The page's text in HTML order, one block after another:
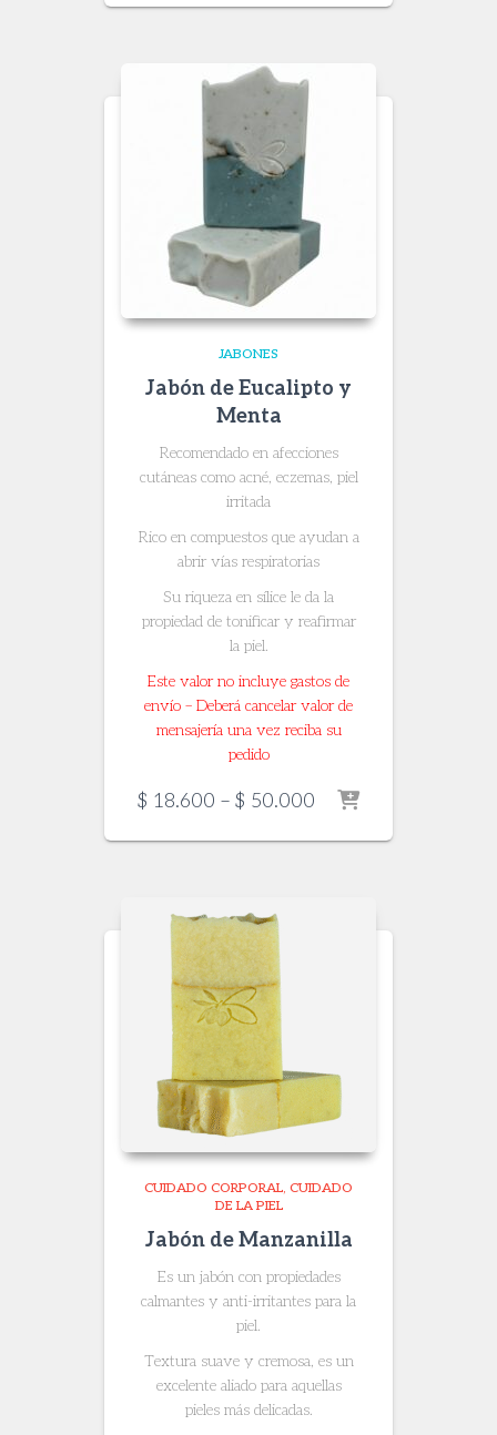
$ 18.600
JABONES
Jabón de Eucalipto y
Menta
Recomendado en afecciones
cutáneas como acné, eczemas, piel
irritada
Rico en compuestos que ayudan a
abrir vías respiratorias
Su riqueza en sílice le da la
propiedad de tonificar y reafirmar
la piel.
Este valor no incluye gastos de
envío – Deberá cancelar valor de
mensajería una vez reciba su
pedido
$ 18.600 – $ 50.000 Price
$ 18.600
CUIDADO CORPORAL CUIDADO
DE LA PIEL
Jabón de Manzanilla
Es un jabón con propiedades
calmantes y anti-irritantes para la
piel.
Textura suave y cremosa, es un
excelente aliado para aquellas
pieles más delicadas.